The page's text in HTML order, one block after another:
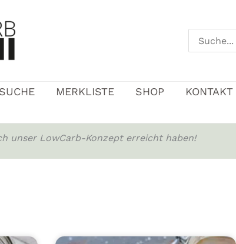
Search
for:
MERKLISTE SHOP KONTAKT
unser LowCarb-Konzept erreicht haben!